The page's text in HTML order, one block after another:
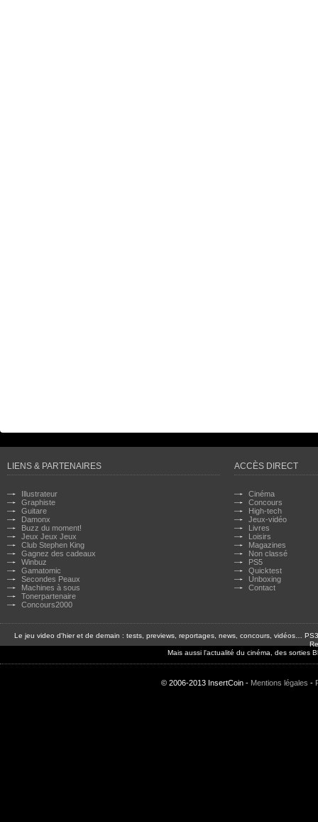
LIENS & PARTENAIRES
Illustrateur
Graphiste
Guitare
Damonx
Buzz du moment!
Jeux Jeux Jeux
Club Stephen King
Gagnez des cadeaux
Winbuz
Gamatomic
Secondes Peaux
Machines à sous
Tonerpartenaire
Concours2000
ACCÈS DIRECT
Cinéma
Concours
High-tech
Jeux-vidéo
Livres
Loisirs
Magazines
Non classé
PS5
Quicktest
Unboxing
Contact
Le jeu video d'hier et de demain : tests, previews, reportages, news, concours, vidéos…
Mais aussi l'actualité du cinéma, des sorties
© 2006-2013 InsertCoin - Mentions légales -